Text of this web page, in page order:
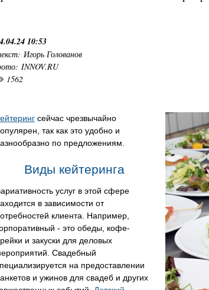
10:53
Игорь Голованов
INNOV.RU
1562
сейчас чрезвычайно
так как это удобно и
по предложениям.
Виды кейтеринга
услуг в этой сфере
в зависимости от
клиента. Например,
- это обеды, кофе-
и закуски для деловых
Свадебный
на предоставлении
и ужинов для свадеб и других